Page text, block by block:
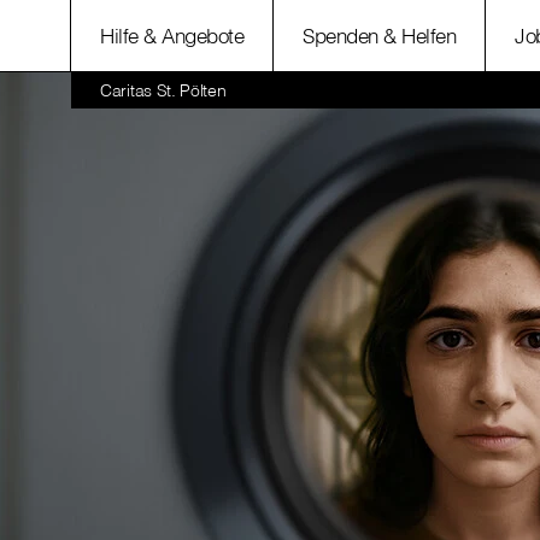
Hilfe & Angebote Spenden & Helfen
Caritas St. Pölten